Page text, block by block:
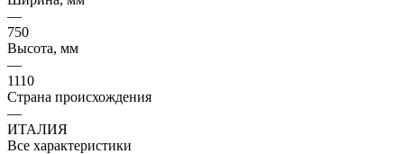
—
750
Высота, мм
—
1110
Страна происхождения
—
ИТАЛИЯ
Все характеристики